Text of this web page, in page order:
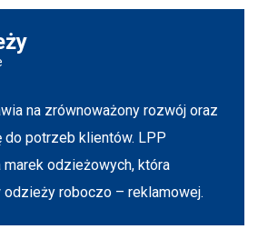
na zrównoważony rozwój oraz
potrzeb klientów. LPP
odzieżowych, która
roboczo – reklamowej.